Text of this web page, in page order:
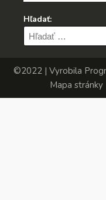
Hľadať:
Hľadať:
©2022 | Vyrobila
Mapa stránky